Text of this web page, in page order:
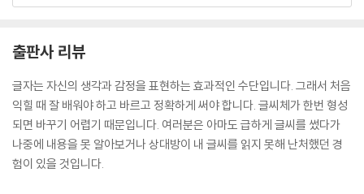
나무타령
나무 나무 무슨 나무
방귀 뀌는 뽕나무
바람 솔솔 소나무
출판사 리뷰
글자는 자신의 생각과 감정을 표현하는 효과적인 수단입니다. 그래서 처음
익힐 때 잘 배워야 하고 바르고 정확하게 써야 합니다. 글씨체가 한번 형성
되면 바꾸기 어렵기 때문입니다. 여러분은 아마도 급하게 글씨를 썼다가
나중에 내용을 못 알아보거나 상대방이 내 글씨를 읽지 못해 난처했던 경
험이 있을 것입니다.